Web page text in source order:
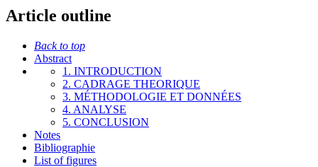
Article outline
Back to top
Abstract
1. INTRODUCTION
2. CADRAGE THEORIQUE
3. MÉTHODOLOGIE ET DONNÉES
4. ANALYSE
5. CONCLUSION
Notes
Bibliographie
List of figures